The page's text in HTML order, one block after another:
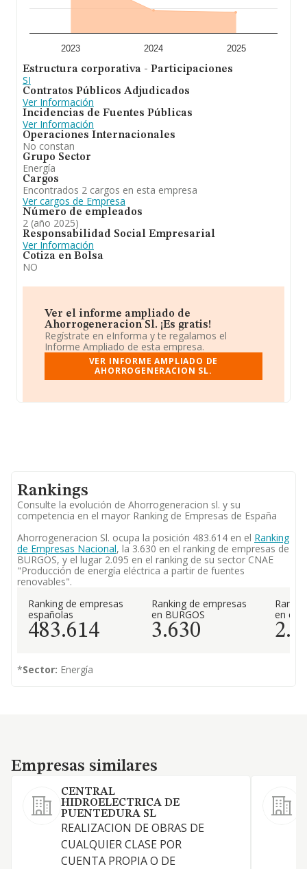
empleados es de 1; la antigüedad alcanza los 14 años
En definitiva,Ahorrogeneracion S.Lse emplea en
compraventa de equipamiento de generación de
compraventa de materias primas necesaria para la
generación de energía. transporte de biocombustibles.
alquiler de equipos de generación de energía. servicios
de asesoría energética. En cuanto a la posición en el
ranking de la provincia de Burgos, la empresa ha
perdido posiciones frente al 2024.
2023 2024 2025
Estructura corporativa - Participaciones
SI
Contratos Públicos Adjudicados
Ver Información
Incidencias de Fuentes Públicas
Ver Información
Operaciones Internacionales
No constan
Grupo Sector
Energía
Cargos
Encontrados 2 cargos en esta empresa
Ver cargos de Empresa
Número de empleados
2 (año 2025)
Responsabilidad Social Empresarial
Ver Información
Cotiza en Bolsa
NO
Ver el informe ampliado de
Ahorrogeneracion Sl. ¡Es gratis!
Regístrate en eInforma y te regalamos el
Informe Ampliado de esta empresa.
VER INFORME AMPLIADO DE
AHORROGENERACION SL.
Rankings
Consulte la evolución de Ahorrogeneracion sl. y su
competencia en el mayor Ranking de Empresas de España
Ahorrogeneracion Sl. ocupa la posición 483.614 en el Ranking
de Empresas Nacional, la 3.630 en el ranking de empresas de
BURGOS, y el lugar 2.095 en el ranking de su sector CNAE
"Producción de energía eléctrica a partir de fuentes
renovables".
Ranking de empresas
españolas
483.614
Ranking de empresas
en BURGOS
3.630
en el
*Sector: Energía
Empresas similares
Empresas similares
CENTRAL
HIDROELECTRICA DE
PUENTEDURA SL
REALIZACION DE OBRAS DE
CUALQUIER CLASE POR
CUENTA PROPIA O DE